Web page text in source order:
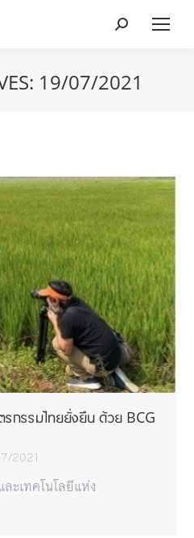
Search:
19/07/2021
รกรรมไทยยั่งยืน ด้วย BCG
2021
ะเทคโนโลยีแห่ง